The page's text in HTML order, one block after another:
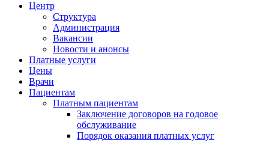
Центр
Структура
Администрация
Вакансии
Новости и анонсы
Платные услуги
Цены
Врачи
Пациентам
Платным пациентам
Заключение договоров на годовое
обслуживание
Порядок оказания платных услуг